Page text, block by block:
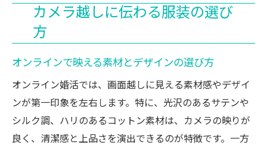
カメラ越しに伝わる服装の選び
方
オンラインで映える素材とデザインの選び方
オンライン婚活では、画面越しに見える素材感やデザイ
ンが第一印象を左右します。特に、光沢のあるサテンや
シルク調、ハリのあるコットン素材は、カメラの映りが
良く、清潔感と上品さを演出できるのが特徴です。一方